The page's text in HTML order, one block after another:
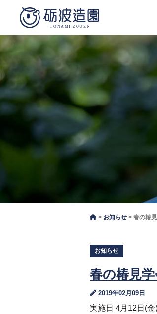
お知らせ 春の椿
お知らせ
春の椿見
2019年02月09日
実施日 4月12日(